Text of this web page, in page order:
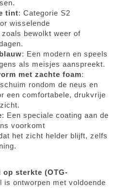
tint: Categorie S2
wisselende
bewolkt weer of
: Een modern en speels
als meisjes aanspreekt.
met zachte foam:
rondom de neus en
een comfortabele, drukvrije
: Een speciale coating aan de
voorkomt
het zicht helder blijft, zelfs
sterkte (OTG-
is ontworpen met voldoende